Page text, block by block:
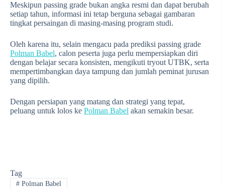
Meskipun passing grade bukan angka resmi dan dapat berubah
setiap tahun, informasi ini tetap berguna sebagai gambaran
tingkat persaingan di masing-masing program studi.
Oleh karena itu, selain mengacu pada prediksi passing grade
Polman Babel, calon peserta juga perlu mempersiapkan diri
dengan belajar secara konsisten, mengikuti tryout UTBK, serta
mempertimbangkan daya tampung dan jumlah peminat jurusan
yang dipilih.
Dengan persiapan yang matang dan strategi yang tepat,
peluang untuk lolos ke Polman Babel akan semakin besar.
Tag
#Polman Babel